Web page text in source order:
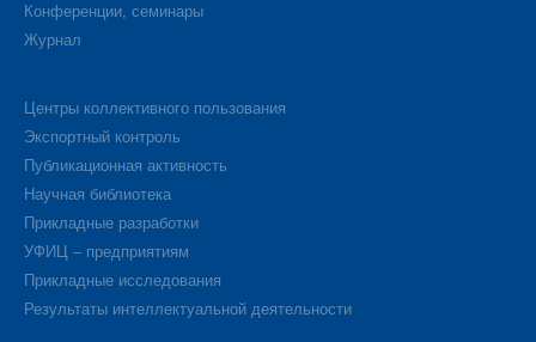
Конференции, семинары
Журнал
Центры коллективного пользования
Экспортный контроль
Публикационная активность
Научная библиотека
Прикладные разработки
УФИЦ – предприятиям
Прикладные исследования
Результаты интеллектуальной деятельности